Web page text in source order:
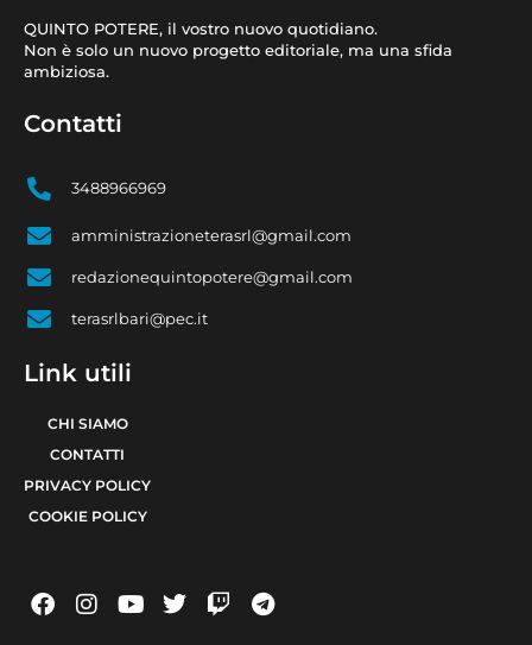
QUINTO POTERE, il vostro nuovo quotidiano.
Non è solo un nuovo progetto editoriale, ma una sfida
ambiziosa.
Contatti
3488966969
amministrazioneterasrl@gmail.com
redazionequintopotere@gmail.com
terasrlbari@pec.it
Link utili
CHI SIAMO
CONTATTI
PRIVACY POLICY
COOKIE POLICY